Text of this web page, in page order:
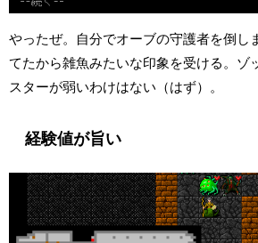
やったぜ。自分でオーブの守護者を倒し
てたから雑魚みたいな印象を受ける。ゾ
スターが弱いわけはない（はず）。
経験値が旨い